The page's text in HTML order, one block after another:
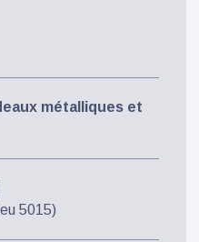
métalliques et
5015)